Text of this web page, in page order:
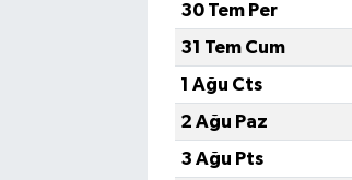
30 Tem Per
31 Tem Cum
1 Ağu Cts
2 Ağu Paz
3 Ağu Pts